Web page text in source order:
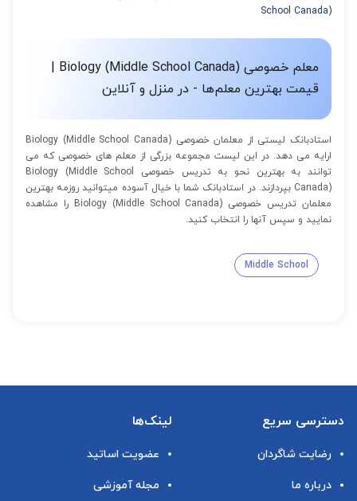
از 16 تا 100 جلسه: 9% تخفیف
School Canada)
قیمت بهترین معلم‌ها - در منزل و آنلاین
استادبانک لیستی از معلمان خصوصی Biology (Middle School Canada)
ارایه می دهد. در این لیست مجموعه بزرگی از معلم های خصوصی که می
توانند به بهترین نحو به تدریس خصوصی Biology (Middle School
Canada) بپردازند. در استادبانک شما با خیال آسوده میتوانید روزمه بهترین
معلمان تدریس خصوصی Biology (Middle School Canada) را مشاهده
نمایید و سپس آنها را انتخاب کنید.
Middle School
دسترسی سریع
رضایت شاگردان
درباره ما
لینک‌ها
عضویت اساتید
مجله آموزشی